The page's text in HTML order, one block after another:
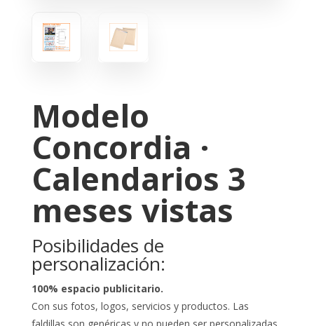
Modelo
Concordia ·
Calendarios 3
meses vistas
Posibilidades de
personalización:
100% espacio publicitario.
Con sus fotos, logos, servicios y productos. Las